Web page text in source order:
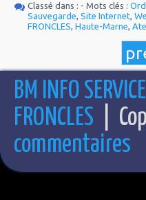
Classé dans : - Mots clés :
Sauvegarde, Site Internet,
FRONCLES, Haute-Marne,
BM INFO
FRONCLES |
commentaires